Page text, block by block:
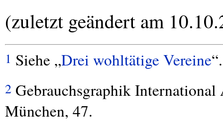
(zuletzt geändert am
1 Siehe „Drei wohltätige Vereine“.
2 Gebrauchsgraphik
München, 47.